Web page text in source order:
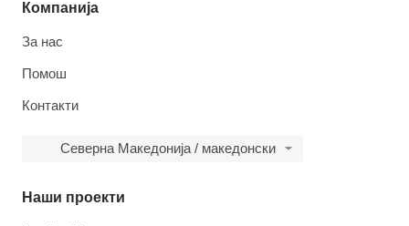
Компанија
За нас
Помош
Контакти
Северна Македонија / македонски
Наши проекти